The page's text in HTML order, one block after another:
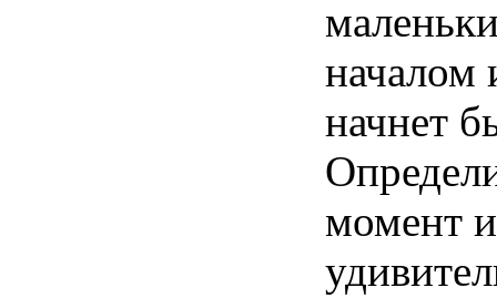
началом
начнет
момент